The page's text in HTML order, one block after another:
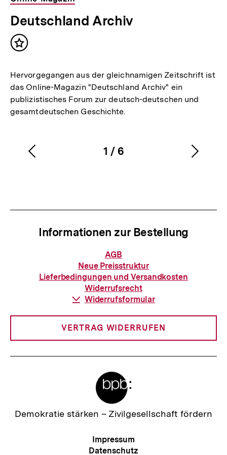
Deutschland Archiv
Inhalt
Hervorgegangen aus der gleichnamigen Zeitschrift ist
das Online-Magazin "Deutschland Archiv" ein
publizistisches Forum zur deutsch-deutschen und
gesamtdeutschen Geschichte.
Karussellinhalt
1
von
/ 6
Vorherigen
Informationen zur Bestellung
Informationen
zur
Bestellung
AGB
Neue Preisstruktur
Lieferbedingungen und Versandkosten
Widerrufsrecht
Download-
Widerrufsformular
VERTRAG WIDERRUFEN
Zur
Demokratie stärken – Zivilgesellschaft fördern
Meta-
Navigation
Impressum
Datenschutz